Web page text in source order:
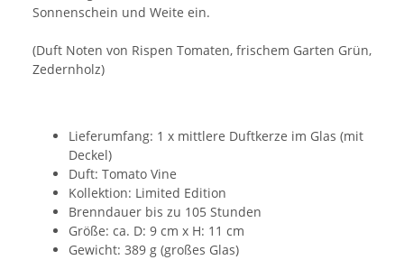
Sonnenschein und Weite ein.
(Duft Noten von Rispen Tomaten, frischem Garten Grün,
Zedernholz)
Lieferumfang: 1 x mittlere Duftkerze im Glas (mit
Deckel)
Duft: Tomato Vine
Kollektion: Limited Edition
Brenndauer bis zu 105 Stunden
Größe: ca. D: 9 cm x H: 11 cm
Gewicht: 389 g (großes Glas)